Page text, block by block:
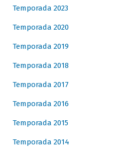
Temporada 2023
Temporada 2020
Temporada 2019
Temporada 2018
Temporada 2017
Temporada 2016
Temporada 2015
Temporada 2014